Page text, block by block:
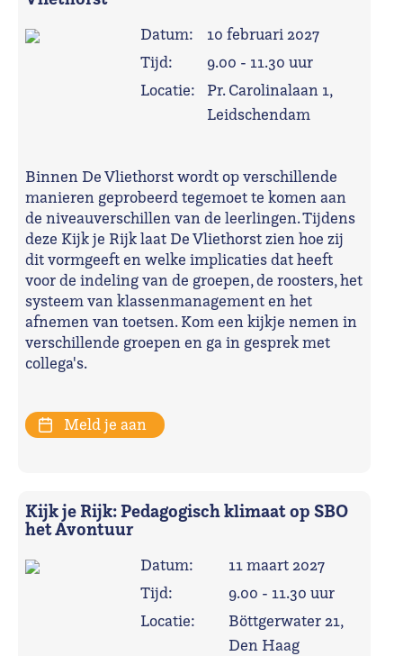
Datum:
10 februari 2027
Tijd:
9.00 - 11.30 uur
Locatie:
Pr. Carolinalaan 1,
Leidschendam
Binnen De Vliethorst wordt op verschillende
manieren geprobeerd tegemoet te komen aan
de niveauverschillen van de leerlingen. Tijdens
deze Kijk je Rijk laat De Vliethorst zien hoe zij
dit vormgeeft en welke implicaties dat heeft
voor de indeling van de groepen, de roosters, het
systeem van klassenmanagement en het
afnemen van toetsen. Kom een kijkje nemen in
verschillende groepen en ga in gesprek met
collega's.
Meld je aan
Kijk je Rijk: Pedagogisch klimaat op SBO
het Avontuur
Datum:
11 maart 2027
Tijd:
9.00 - 11.30 uur
Locatie:
Böttgerwater 21,
Den Haag